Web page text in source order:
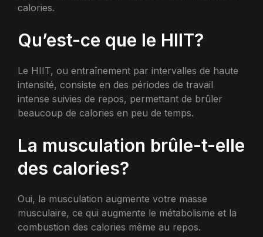
calories.
Qu’est-ce que le HIIT?
Le HIIT, ou entraînement par intervalles de haute
intensité, consiste en des périodes de travail
intense suivies de repos, permettant de brûler
beaucoup de calories en peu de temps.
La musculation brûle-t-elle
des calories?
Oui, la musculation augmente votre masse
musculaire, ce qui augmente le métabolisme et la
combustion des calories même au repos.